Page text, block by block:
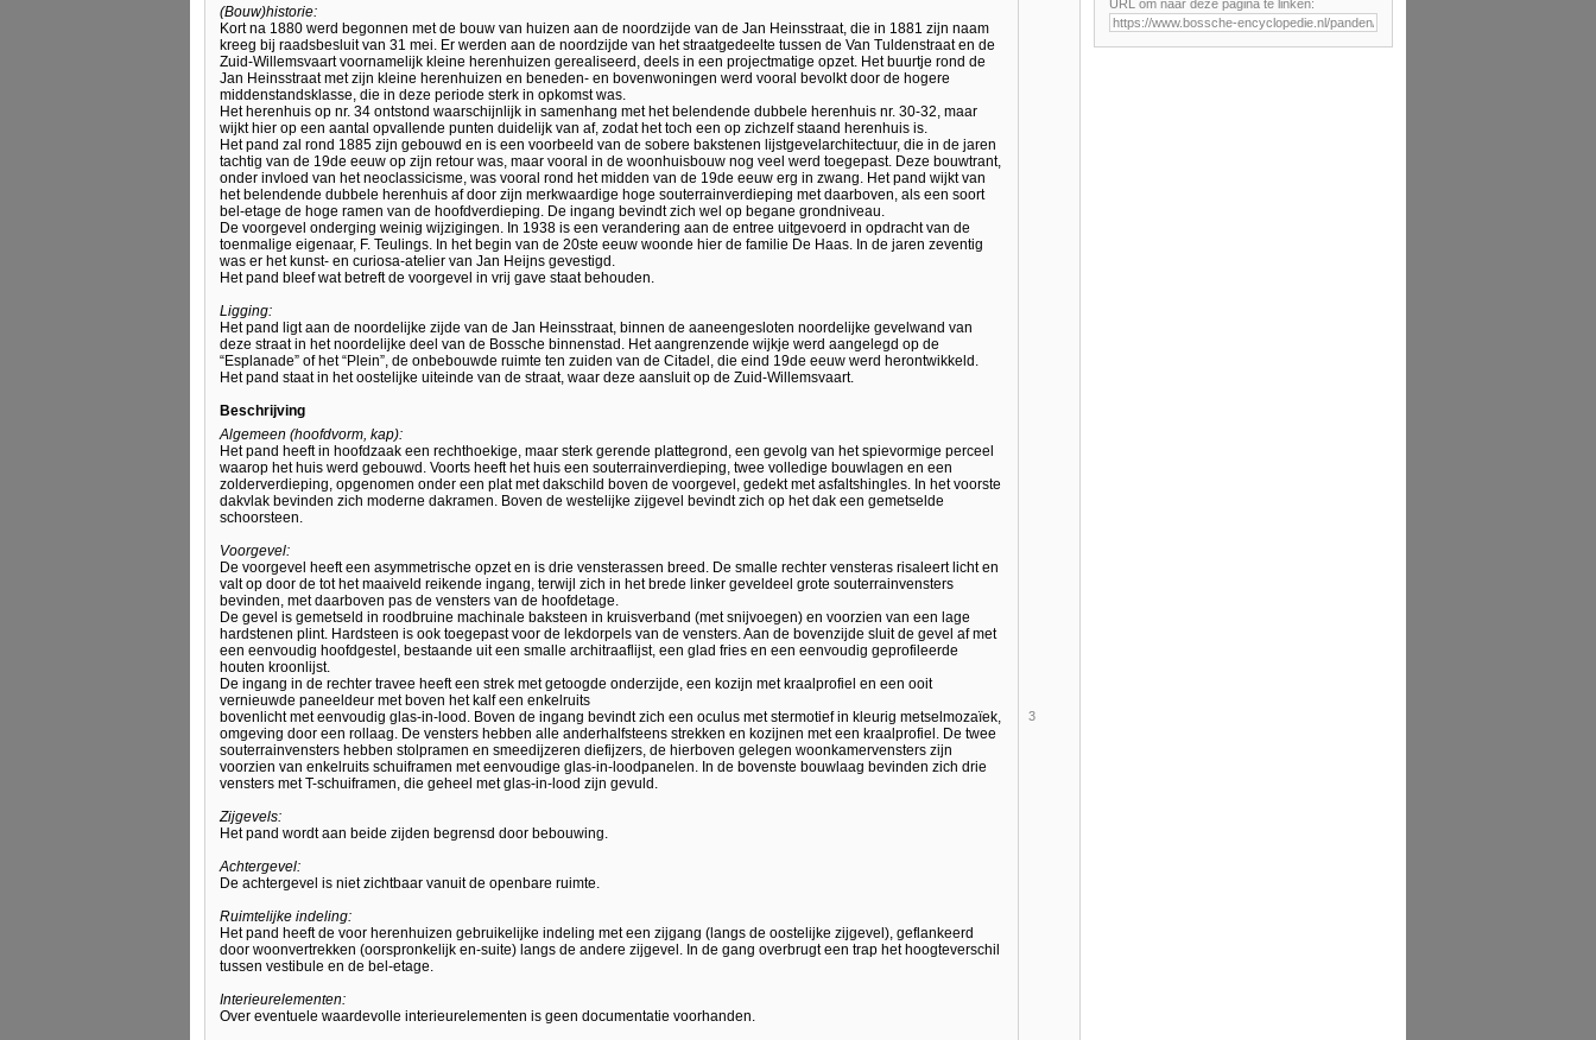
(Bouw)historie:
Kort na 1880 werd begonnen met de bouw van huizen aan de noordzijde van de Jan Heinsstraat, die in 1881 zijn naam
kreeg bij raadsbesluit van 31 mei. Er werden aan de noordzijde van het straatgedeelte tussen de Van Tuldenstraat en de
Zuid-Willemsvaart voornamelijk kleine herenhuizen gerealiseerd, deels in een projectmatige opzet. Het buurtje rond de
Jan Heinsstraat met zijn kleine herenhuizen en beneden- en bovenwoningen werd vooral bevolkt door de hogere
middenstandsklasse, die in deze periode sterk in opkomst was.
Het herenhuis op nr. 34 ontstond waarschijnlijk in samenhang met het belendende dubbele herenhuis nr. 30-32, maar
wijkt hier op een aantal opvallende punten duidelijk van af, zodat het toch een op zichzelf staand herenhuis is.
Het pand zal rond 1885 zijn gebouwd en is een voorbeeld van de sobere bakstenen lijstgevelarchitectuur, die in de jaren
tachtig van de 19de eeuw op zijn retour was, maar vooral in de woonhuisbouw nog veel werd toegepast. Deze bouwtrant,
onder invloed van het neoclassicisme, was vooral rond het midden van de 19de eeuw erg in zwang. Het pand wijkt van
het belendende dubbele herenhuis af door zijn merkwaardige hoge souterrainverdieping met daarboven, als een soort
bel-etage de hoge ramen van de hoofdverdieping. De ingang bevindt zich wel op begane grondniveau.
De voorgevel onderging weinig wijzigingen. In 1938 is een verandering aan de entree uitgevoerd in opdracht van de
toenmalige eigenaar, F. Teulings. In het begin van de 20ste eeuw woonde hier de familie De Haas. In de jaren zeventig
was er het kunst- en curiosa-atelier van Jan Heijns gevestigd.
Het pand bleef wat betreft de voorgevel in vrij gave staat behouden.
Ligging:
Het pand ligt aan de noordelijke zijde van de Jan Heinsstraat, binnen de aaneengesloten noordelijke gevelwand van
deze straat in het noordelijke deel van de Bossche binnenstad. Het aangrenzende wijkje werd aangelegd op de
“Esplanade” of het “Plein”, de onbebouwde ruimte ten zuiden van de Citadel, die eind 19de eeuw werd herontwikkeld.
Het pand staat in het oostelijke uiteinde van de straat, waar deze aansluit op de Zuid-Willemsvaart.
Beschrijving
Algemeen (hoofdvorm, kap):
Het pand heeft in hoofdzaak een rechthoekige, maar sterk gerende plattegrond, een gevolg van het spievormige perceel
waarop het huis werd gebouwd. Voorts heeft het huis een souterrainverdieping, twee volledige bouwlagen en een
zolderverdieping, opgenomen onder een plat met dakschild boven de voorgevel, gedekt met asfaltshingles. In het voorste
dakvlak bevinden zich moderne dakramen. Boven de westelijke zijgevel bevindt zich op het dak een gemetselde
schoorsteen.
Voorgevel:
De voorgevel heeft een asymmetrische opzet en is drie vensterassen breed. De smalle rechter vensteras risaleert licht en
valt op door de tot het maaiveld reikende ingang, terwijl zich in het brede linker geveldeel grote souterrainvensters
bevinden, met daarboven pas de vensters van de hoofdetage.
De gevel is gemetseld in roodbruine machinale baksteen in kruisverband (met snijvoegen) en voorzien van een lage
hardstenen plint. Hardsteen is ook toegepast voor de lekdorpels van de vensters. Aan de bovenzijde sluit de gevel af met
een eenvoudig hoofdgestel, bestaande uit een smalle architraaflijst, een glad fries en een eenvoudig geprofileerde
houten kroonlijst.
De ingang in de rechter travee heeft een strek met getoogde onderzijde, een kozijn met kraalprofiel en een ooit
vernieuwde paneeldeur met boven het kalf een enkelruits
bovenlicht met eenvoudig glas-in-lood. Boven de ingang bevindt zich een oculus met stermotief in kleurig metselmozaïek,
omgeving door een rollaag. De vensters hebben alle anderhalfsteens strekken en kozijnen met een kraalprofiel. De twee
souterrainvensters hebben stolpramen en smeedijzeren diefijzers, de hierboven gelegen woonkamervensters zijn
voorzien van enkelruits schuiframen met eenvoudige glas-in-loodpanelen. In de bovenste bouwlaag bevinden zich drie
vensters met T-schuiframen, die geheel met glas-in-lood zijn gevuld.
Zijgevels:
Het pand wordt aan beide zijden begrensd door bebouwing.
Achtergevel:
De achtergevel is niet zichtbaar vanuit de openbare ruimte.
Ruimtelijke indeling:
Het pand heeft de voor herenhuizen gebruikelijke indeling met een zijgang (langs de oostelijke zijgevel), geflankeerd
door woonvertrekken (oorspronkelijk en-suite) langs de andere zijgevel. In de gang overbrugt een trap het hoogteverschil
tussen vestibule en de bel-etage.
Interieurelementen:
Over eventuele waardevolle interieurelementen is geen documentatie voorhanden.
3
URL om naar deze pagina te linken: